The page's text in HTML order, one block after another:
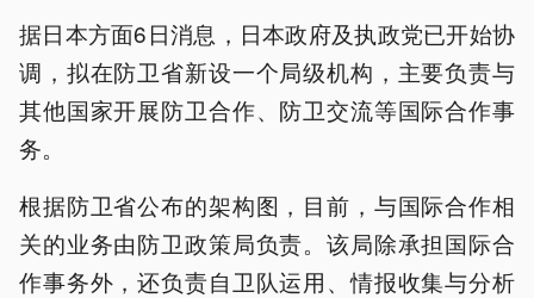
据日本方面6日消息，日本政府及执政党已开始协
调，拟在防卫省新设一个局级机构，主要负责与
其他国家开展防卫合作、防卫交流等国际合作事
务。
根据防卫省公布的架构图，目前，与国际合作相
关的业务由防卫政策局负责。该局除承担国际合
作事务外，还负责自卫队运用、情报收集与分析